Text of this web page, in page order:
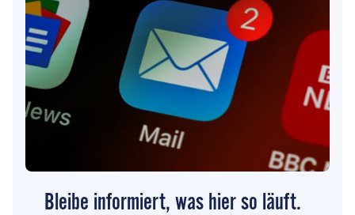
Bleibe informiert, was hier so läuft.